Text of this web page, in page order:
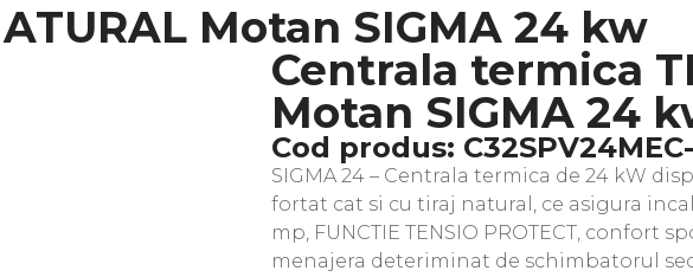
Motan SIGMA 24 kw
Centrala termica
Motan SIGMA 24
Cod produs:
SIGMA 24 – Centrala termica de 24 kW
fortat cat si cu tiraj natural, ce asigura
mp, FUNCTIE TENSIO PROTECT, confort
menajera deteriminat de schimbatorul